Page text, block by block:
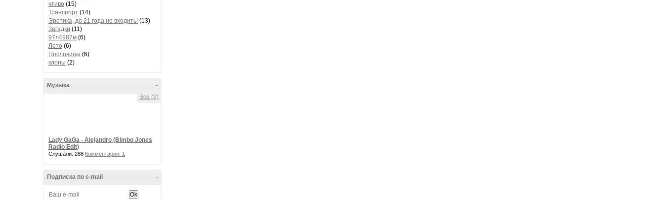
чтиво (15)
Транспорт (14)
Эротика, до 21 года не входить! (13)
Загадки (11)
97л4987м (6)
Лето (6)
Пословицы (6)
клоны (2)
-
Музыка
Все (2)
Lady GaGa - Alejandro (Bimbo Jones
Radio Edit)
Слушали: 288 Комментарии: 1
-
Подписка по e-mail